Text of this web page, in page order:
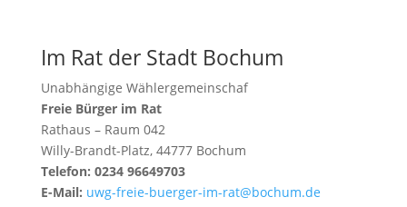
Im Rat der Stadt Bochum
Unabhängige Wählergemeinschaf
Freie Bürger im Rat
Rathaus – Raum 042
Willy-Brandt-Platz, 44777 Bochum
Telefon: 0234 96649703
E-Mail: uwg-freie-buerger-im-rat@bochum.de